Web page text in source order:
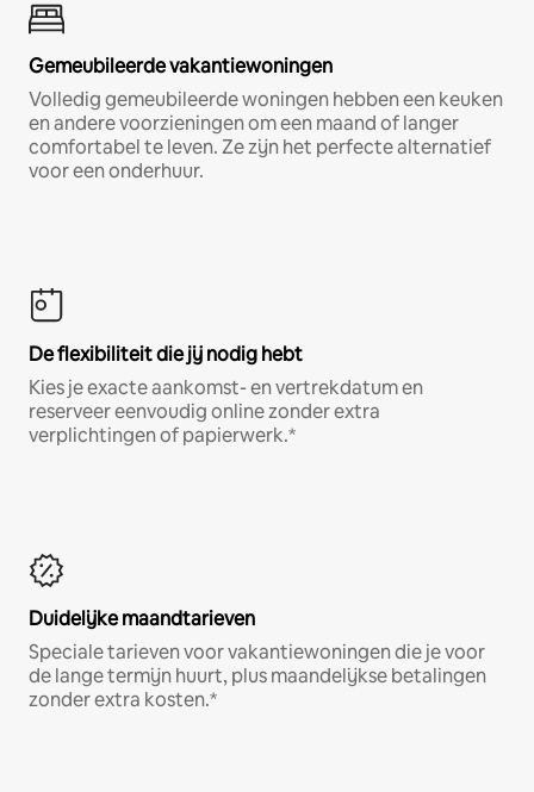
Gemeubileerde vakantiewoningen
Volledig gemeubileerde woningen hebben een keuken
en andere voorzieningen om een maand of langer
comfortabel te leven. Ze zijn het perfecte alternatief
voor een onderhuur.
De flexibiliteit die jij nodig hebt
Kies je exacte aankomst- en vertrekdatum en
reserveer eenvoudig online zonder extra
verplichtingen of papierwerk.*
Duidelijke maandtarieven
Speciale tarieven voor vakantiewoningen die je voor
de lange termijn huurt, plus maandelijkse betalingen
zonder extra kosten.*